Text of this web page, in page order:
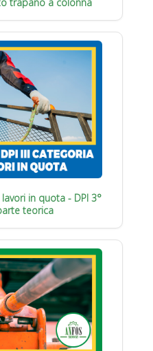
in quota - DPI 3°
teorica